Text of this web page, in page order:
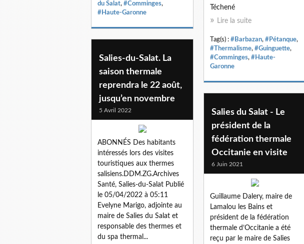
du Salat, #Comminges,
#Haute-Garonne
Téchené
Lire la suite
Tag(s) : #Barbazan, #Pétanque,
#Thermalisme, #Guinguette,
#Comminges, #Haute-
Garonne
Salies-du-Salat. La
saison thermale
reprendra le 22 août,
jusqu’en novembre
5 Avril 2022
ABONNÉS Des habitants
intéressés lors des visites
touristiques aux thermes
salisiens.DDM.ZG.Archives
Santé, Salies-du-Salat Publié
le 05/04/2022 à 05:11
Evelyne Marigo, adjointe au
maire de Salies du Salat et
responsable des thermes et
du spa thermal...
Salies du Salat - Le
président de la
fédération thermale
Occitanie en visite
6 Juin 2021
Guillaume Dalery, maire de
Lamalou les Bains et
président de la fédération
thermale d’Occitanie a été
reçu par le maire de Salies